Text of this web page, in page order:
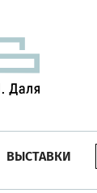
ВЫСТАВКИ